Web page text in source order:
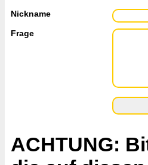
Nickname
Frage
ACHTUNG: